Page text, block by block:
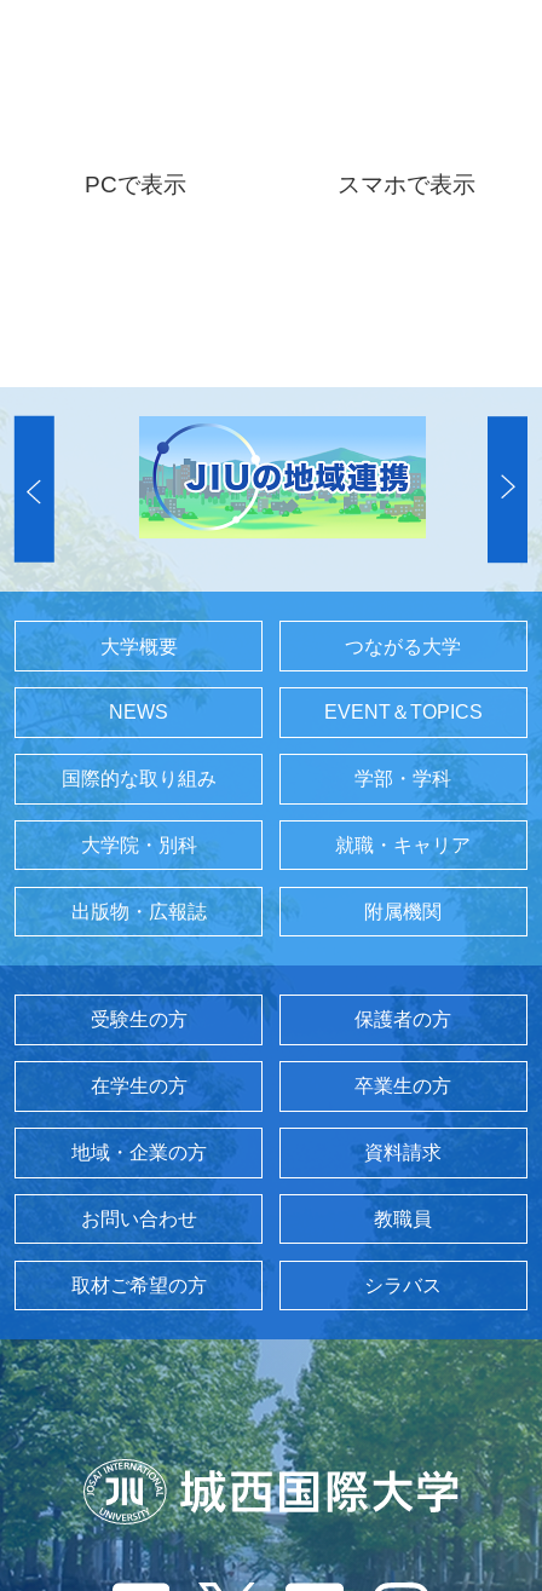
PCで表示 スマホで表示
大学概要 つながる大学
NEWS EVENT＆TOPICS
国際的な取り組み 学部・学科
大学院・別科 就職・キャリア
出版物・広報誌 附属機関
受験生の方 保護者の方
在学生の方 卒業生の方
地域・企業の方 資料請求
お問い合わせ 教職員
取材ご希望の方 シラバス